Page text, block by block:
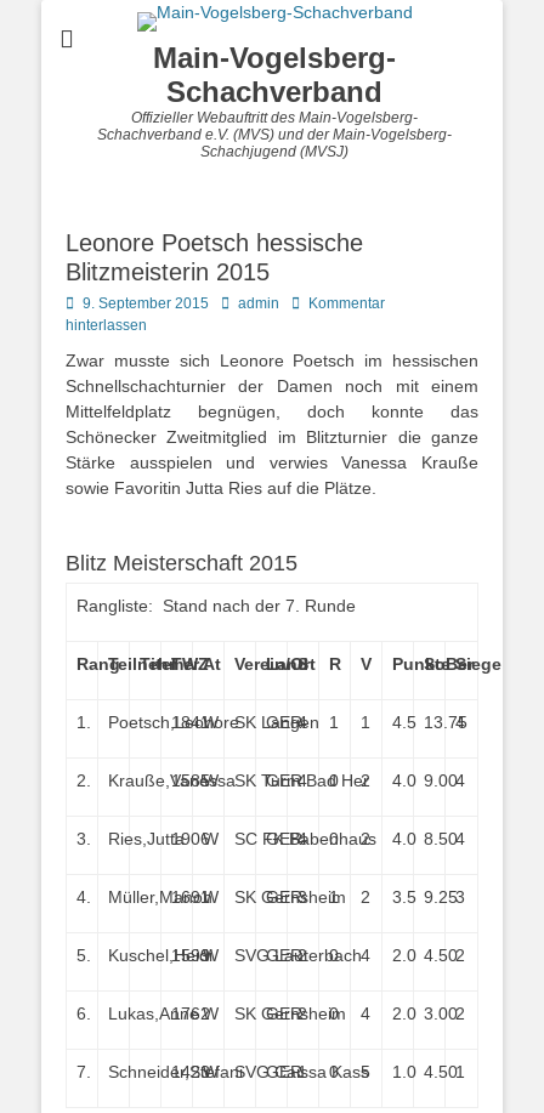
Main-Vogelsberg-
Schachverband
Offizieller Webauftritt des Main-Vogelsberg-
Schachverband e.V. (MVS) und der Main-Vogelsberg-
Schachjugend (MVSJ)
Leonore Poetsch hessische
Blitzmeisterin 2015
Posted
on
9. September 2015 Autoradmin
Kommentar
hinterlassen
Zwar musste sich Leonore Poetsch im hessischen
Schnellschachturnier der Damen noch mit einem
Mittelfeldplatz begnügen, doch konnte das
Schönecker Zweitmitglied im Blitzturnier die ganze
Stärke ausspielen und verwies Vanessa Krauße
sowie Favoritin Jutta Ries auf die Plätze.
Blitz Meisterschaft 2015
Rangliste: Stand nach der 7. Runde
RangTeilnehmer
TitelTWZAt Verein/Ort
Land
S R V PunkteSoBerSiege
1. Poetsch,Leonore
1841W SK Langen
GER4 1 1 4.5 13.75
4
2. Krauße,Vanessa
1585W SK Turm Bad Her
GER4 0 2 4.0 9.004
3. Ries,Jutta1906W SC FK Babenhaus
GER4 0 2 4.0 8.504
4. Müller,Manon
1691W SK Gernsheim
GER3 1 2 3.5 9.253
5. Kuschel,Heidi
1599W SVG Lauterbach
GER2 0 4 2.0 4.502
6. Lukas,Anne
1762W SK Gernsheim
GER2 0 4 2.0 3.002
7. Schneider,Stefani
1423W SVG Caissa Kass
GER1 0 5 1.0 4.501